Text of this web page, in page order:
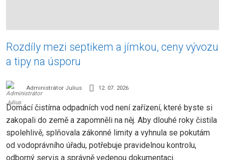
Rozdíly mezi septikem a jímkou, ceny vývozu
a tipy na úsporu
Administrátor Julius 12. 07. 2026
Domácí čistírna odpadních vod není zařízení, které byste si
zakopali do země a zapomněli na něj. Aby dlouhé roky čistila
spolehlivě, splňovala zákonné limity a vyhnula se pokutám
od vodoprávního úřadu, potřebuje pravidelnou kontrolu,
odborný servis a správně vedenou dokumentaci.